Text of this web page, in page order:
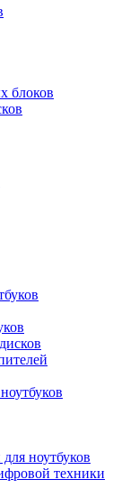
блоков
ноутбуков
техники